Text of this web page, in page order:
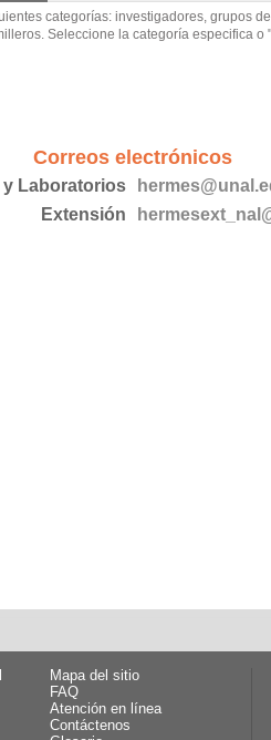
categorías: investigadores, grupos
Seleccione la categoría especifica o
Correos electrónicos
y Laboratorios
Extensión
Mapa del sitio
FAQ
Atención en línea
Contáctenos